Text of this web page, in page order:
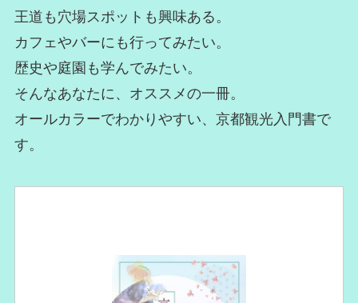
王道も穴場スポットも興味ある。
カフェやバーにも行ってみたい。
歴史や庭園も学んでみたい。
そんなあなたに、オススメの一冊。
オールカラーでわかりやすい、京都観光入門書で
す。